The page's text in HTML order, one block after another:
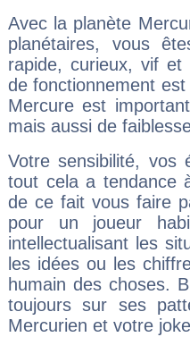
Avec la planète
planétaires, vous
rapide, curieux, vif et
de fonctionnement
Mercure est
mais aussi de
Votre sensibilité,
tout cela a tendance
de ce fait vous faire
pour un joueur
intellectualisant les
les idées ou les
humain des choses.
toujours sur ses
Mercurien et votre